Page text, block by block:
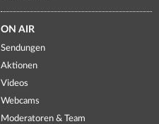
ON AIR
Sendungen
Aktionen
Videos
Webcams
Moderatoren & Team